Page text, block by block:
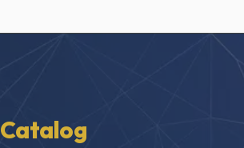
Catalog